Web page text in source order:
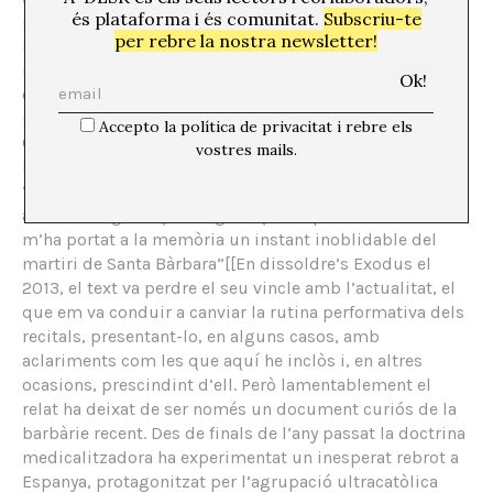
medicalització anacrònica de l’orientació sexual i el seu
modelat en les praxis hipersocials (en grups de suport)
i individuals (en les guies d’autoajuda) es pot entendre
com una deriva paracientífica o acientífica d’aquest
negacionisme fundacional.]] escrit al mur de Perfect
Circle, on un usuari, identificat com I’mInControl, crida
la nostra atenció sobre un passatge de la pel·lícula:
“01:37: L’expressió de la bruna de rínxols en capturar
amb la llengua aquesta gota que es perdia cuixa avall
m’ha portat a la memòria un instant inoblidable del
martiri de Santa Bàrbara”[[En dissoldre’s Exodus el
2013, el text va perdre el seu vincle amb l’actualitat, el
que em va conduir a canviar la rutina performativa dels
recitals, presentant-lo, en alguns casos, amb
aclariments com les que aquí he inclòs i, en altres
ocasions, prescindint d’ell. Però lamentablement el
relat ha deixat de ser només un document curiós de la
barbàrie recent. Des de finals de l’any passat la doctrina
medicalitzadora ha experimentat un inesperat rebrot a
Espanya, protagonitzat per l’agrupació ultracatòlica
és plataforma i és comunitat. Subscriu-te
per rebre la nostra newsletter!
Accepto la política de privacitat i rebre els
vostres mails.